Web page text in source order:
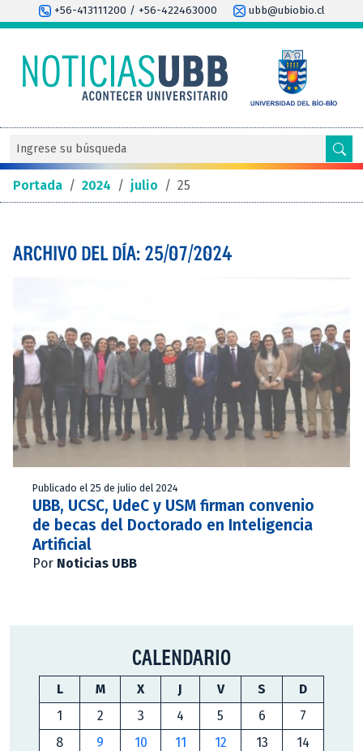
+56-413111200 / +56-422463000 ubb@ubiobio.cl
Portada / 2024 / julio / 25
ARCHIVO DEL DÍA: 25/07/2024
Publicado el 25 de julio del 2024
UBB, UCSC, UdeC y USM firman convenio
de becas del Doctorado en Inteligencia
Artificial
Por Noticias UBB
CALENDARIO
L M X J V S
D
1
2 3 4 5 6
7
8
9 10 11 12 13
14